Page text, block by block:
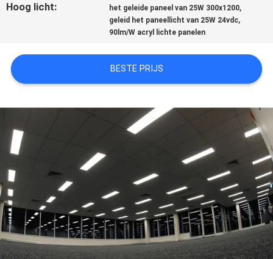
SITEMAP
PRIVACY
POLICY
Hoog licht: het geleide paneel van 25W 300x1200,
geleid het paneellicht van 25W 24vdc,
90lm/W acryl lichte panelen
BESTE PRIJS